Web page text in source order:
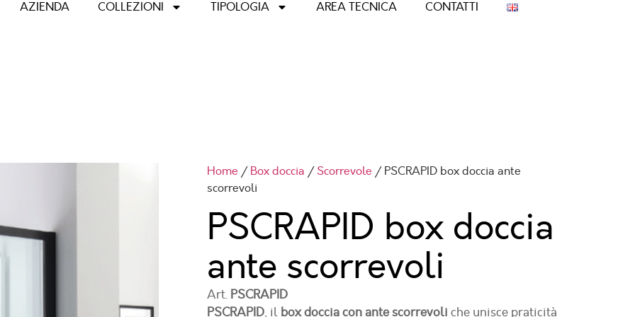
AZIENDA COLLEZIONI TIPOLOGIA AREA TECNICA CONTATTI
Home /Box doccia /Scorrevole / PSCRAPID box doccia ante
scorrevoli
PSCRAPID box doccia
ante scorrevoli
Art. PSCRAPID
PSCRAPID, il box doccia con ante scorrevoli che unisce praticità